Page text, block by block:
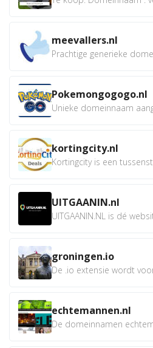
meevallers.nl
Pokemongogogo.nl
kortingcity.nl
UITGAANIN.nl
groningen.io
echtemannen.nl